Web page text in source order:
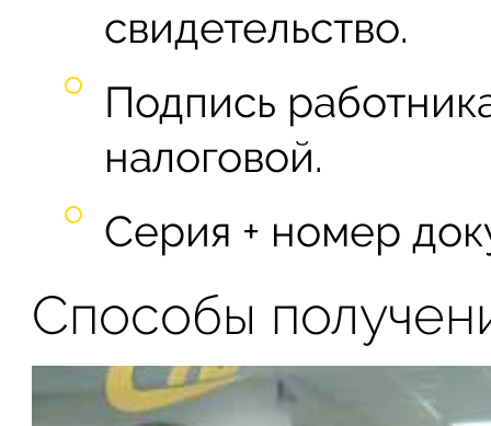
свидетельство.
Подпись
налоговой.
Серия + номер
Способы